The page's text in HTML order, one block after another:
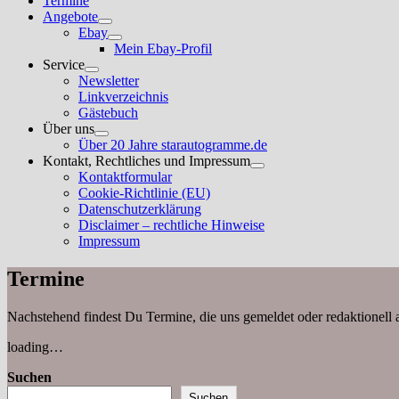
Angebote
Untermenü
anzeigen
Ebay
Untermenü
anzeigen
Mein Ebay-Profil
Service
Untermenü
anzeigen
Newsletter
Linkverzeichnis
Gästebuch
Über uns
Untermenü
anzeigen
Über 20 Jahre starautogramme.de
Kontakt, Rechtliches und Impressum
Untermenü
Kontaktformular
Cookie-Richtlinie (EU)
Datenschutzerklärung
Disclaimer – rechtliche Hinweise
Impressum
Termine
Nachstehend findest Du Termine, die uns gemeldet oder redaktionell
loading…
Suchen